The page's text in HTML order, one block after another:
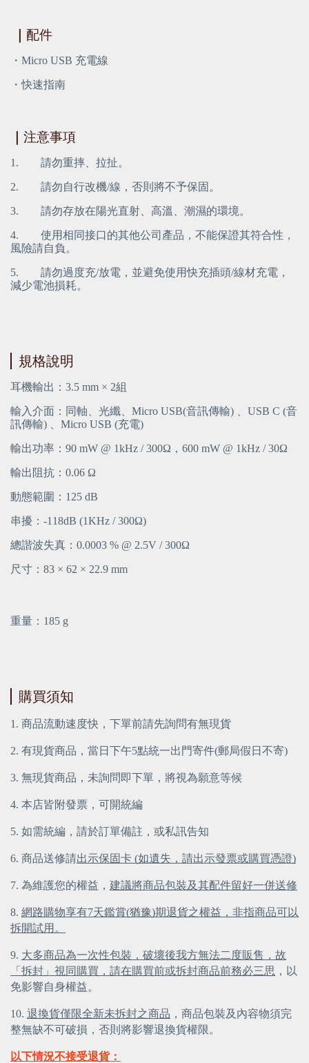
配件
・Micro USB 充電線
・快速指南
注意事項
1. 請勿重摔、拉扯。
2. 請勿自行改機/線，否則將不予保固。
3. 請勿存放在陽光直射、高溫、潮濕的環境。
4. 使用相同接口的其他公司產品，不能保證其符合性，
風險請自負。
5. 請勿過度充/放電，並避免使用快充插頭/線材充電，
減少電池損耗。
規格說明
耳機輸出：3.5 mm × 2組
輸入介面：同軸、光纖、Micro USB(音訊傳輸) 、USB C (音
訊傳輸) 、Micro USB (充電)
輸出功率：90 mW @ 1kHz / 300Ω，600 mW @ 1kHz / 30Ω
輸出阻抗：0.06 Ω
動態範圍：125 dB
串擾：-118dB (1KHz / 300Ω)
總諧波失真：0.0003 % @ 2.5V / 300Ω
尺寸：83 × 62 × 22.9 mm
重量：185 g
購買須知
1. 商品流動速度快，下單前請先詢問有無現貨
2. 有現貨商品，當日下午5點統一出門寄件(郵局假日不寄)
3. 無現貨商品，未詢問即下單，將視為願意等候
4. 本店皆附發票，可開統編
5. 如需統編，請於訂單備註，或私訊告知
6. 商品送修請出示保固卡 (如遺失，請出示發票或購買憑證)
7. 為維護您的權益， 建議將商品包裝及其配件留好一併送修
8. 網路購物享有7天鑑賞(猶豫)期退貨之權益，非指商品可以
拆開試用。
9. 大多商品為一次性包裝，破壞後我方無法二度販售，故
「拆封」視同購買，請在購買前或拆封商品前務必三思 ，以
免影響自身權益。
10. 退換貨僅限全新未拆封之商品 ，商品包裝及內容物須完
整無缺不可破損，否則將影響退換貨權限。
以下情況不接受退貨：